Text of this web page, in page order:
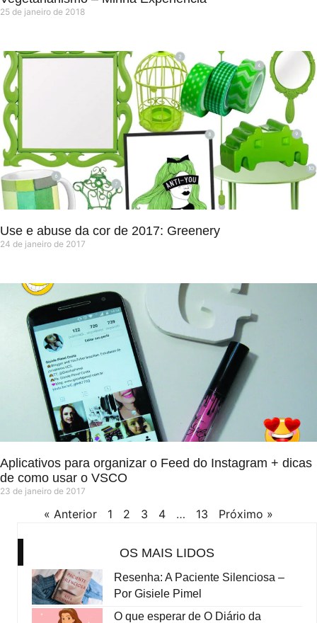
25 de janeiro de 2018
Use e abuse da cor de 2017: Greenery
24 de janeiro de 2017
Aplicativos para organizar o Feed do Instagram + dicas
de como usar o VSCO
23 de janeiro de 2017
« Anterior 1 2 3 4 … 13 Próximo »
OS MAIS LIDOS
Resenha: A Paciente Silenciosa –
Por Gisiele Pimel
O que esperar de O Diário da